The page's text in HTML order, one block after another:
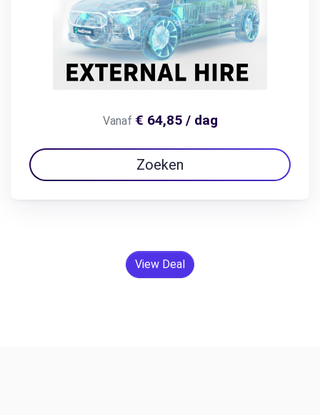
Vanaf € 64,85 / dag
Zoeken
View Deal